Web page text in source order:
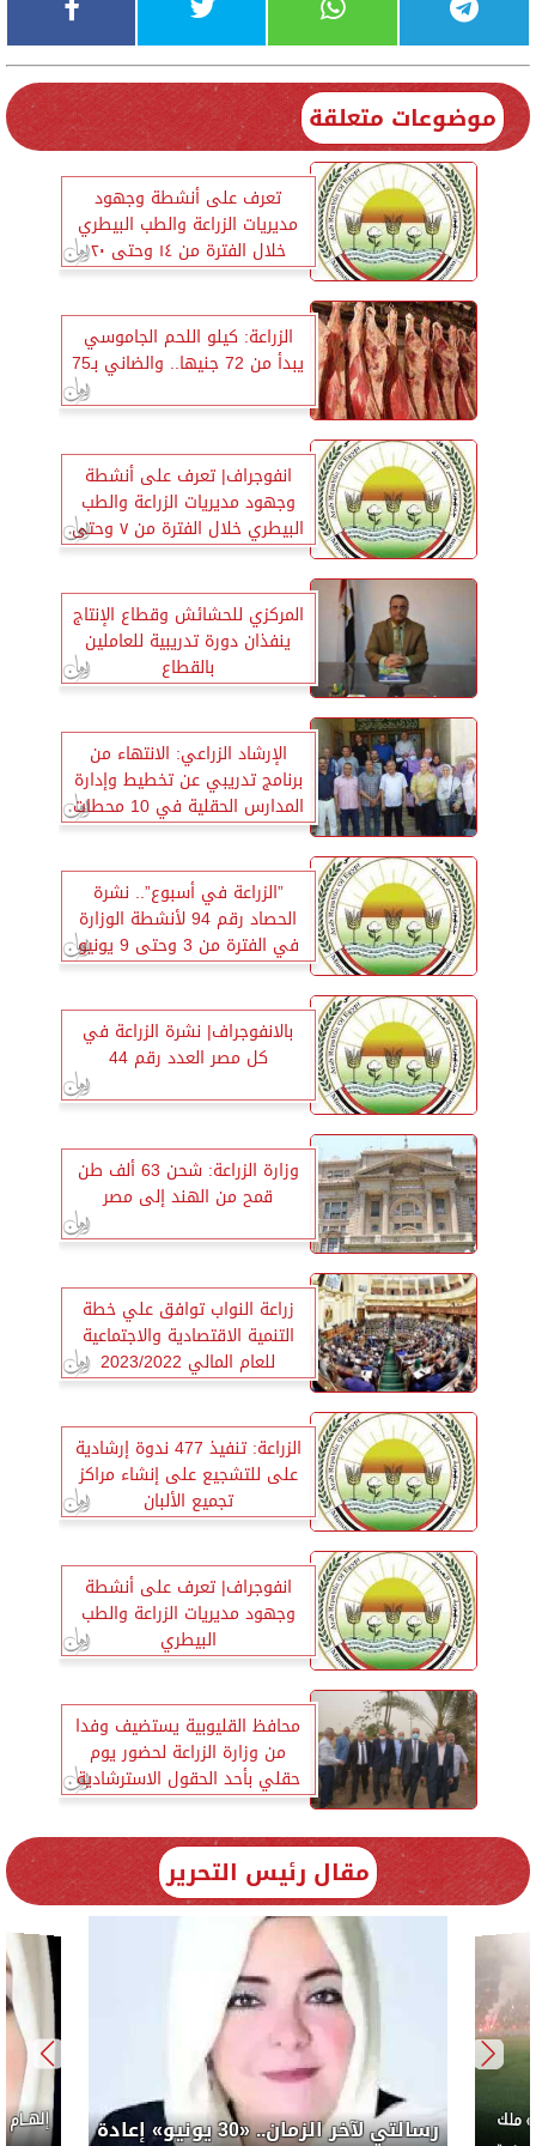
موضوعات متعلقة
تعرف على أنشطة وجهود
مديريات الزراعة والطب البيطري
خلال الفترة من ١٤ وحتى ٢٠
يونيو الجاري
الزراعة: كيلو اللحم الجاموسي
يبدأ من 72 جنيها.. والضاني بـ75
انفوجراف| تعرف على أنشطة
وجهود مديريات الزراعة والطب
البيطري خلال الفترة من ٧ وحتى
١٣ يونيو الجاري
المركزي للحشائش وقطاع الإنتاج
ينفذان دورة تدريبية للعاملين
بالقطاع
الإرشاد الزراعي: الانتهاء من
برنامج تدريبي عن تخطيط وإدارة
المدارس الحقلية في 10 محطات
بحثية
”الزراعة في أسبوع”.. نشرة
الحصاد رقم 94 لأنشطة الوزارة
في الفترة من 3 وحتى 9 يونيو
الجاري
بالانفوجراف| نشرة الزراعة في
كل مصر العدد رقم 44
وزارة الزراعة: شحن 63 ألف طن
قمح من الهند إلى مصر
زراعة النواب توافق علي خطة
التنمية الاقتصادية والاجتماعية
للعام المالي 2023/2022
الزراعة: تنفيذ 477 ندوة إرشادية
على للتشجيع على إنشاء مراكز
تجميع الألبان
انفوجراف| تعرف على أنشطة
وجهود مديريات الزراعة والطب
البيطري
محافظ القليوبية يستضيف وفدا
من وزارة الزراعة لحضور يوم
حقلي بأحد الحقول الاسترشادية
مقال رئيس التحرير
شرشر تكتب: «صلاح» ملك